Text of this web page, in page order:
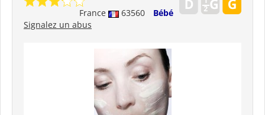
France 63560
Bébé
Signalez un abus